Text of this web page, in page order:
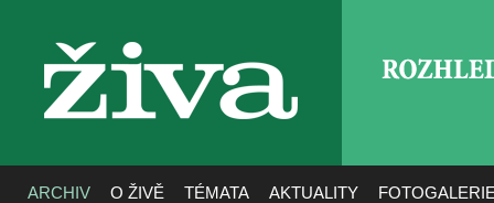
živa
ARCHIV O ŽIVĚ TÉMATA AKTUALITY